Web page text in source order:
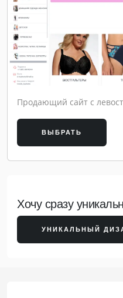
Продающий сайт с
ВЫБРАТЬ
Хочу сразу
УНИКАЛЬНЫЙ